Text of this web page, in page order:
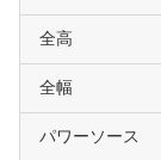
全高
全幅
パワーソース